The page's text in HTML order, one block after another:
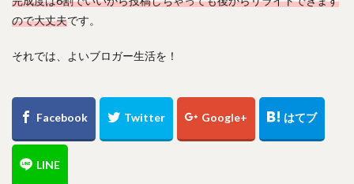
ので大丈夫です。
それでは、よいブロガー生活を！